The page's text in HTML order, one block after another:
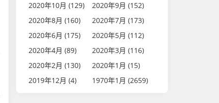
2020年10月 (129)
2020年9月 (152)
2020年8月 (160)
2020年7月 (173)
2020年6月 (175)
2020年5月 (112)
2020年4月 (89)
2020年3月 (116)
2020年2月 (130)
2020年1月 (15)
2019年12月 (4)
1970年1月 (2659)